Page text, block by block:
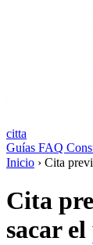
citta
Guías FAQ
Inicio › Cita
Cita
sacar